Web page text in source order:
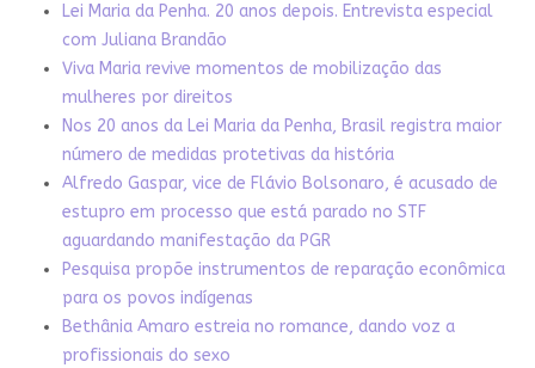
Lei Maria da Penha. 20 anos depois. Entrevista especial
com Juliana Brandão
Viva Maria revive momentos de mobilização das
mulheres por direitos
Nos 20 anos da Lei Maria da Penha, Brasil registra maior
número de medidas protetivas da história
Alfredo Gaspar, vice de Flávio Bolsonaro, é acusado de
estupro em processo que está parado no STF
aguardando manifestação da PGR
Pesquisa propõe instrumentos de reparação econômica
para os povos indígenas
Bethânia Amaro estreia no romance, dando voz a
profissionais do sexo